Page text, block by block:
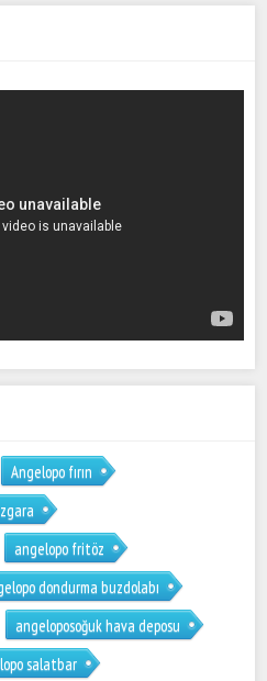
Angelopo fırın
angelopo fritöz
dondurma buzdolabı
angeloposoğuk hava deposu
salatbar